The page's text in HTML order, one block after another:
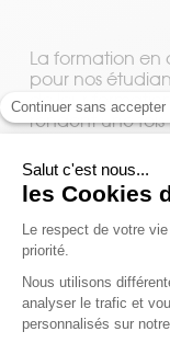
La formation
pour nos
de leur
rendent une fois
d’ostéopathie
Les étudiants
ostéopathique
chats et vaches.
Une
en 5 ans
Découvrir